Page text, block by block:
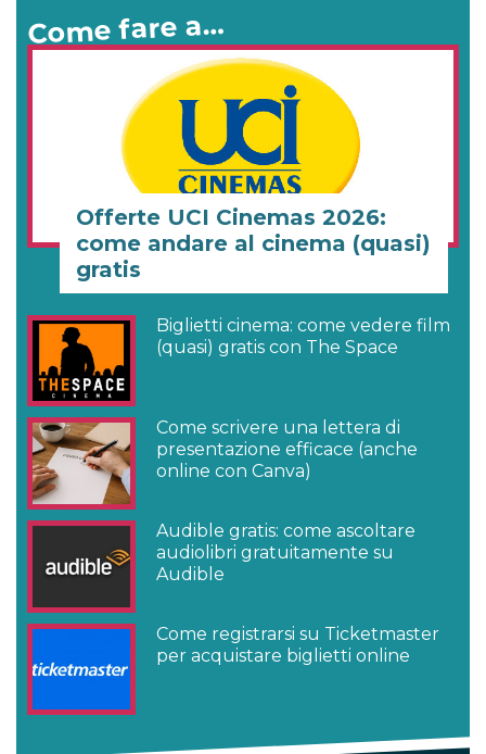
Come fare a…
Offerte UCI Cinemas 2026:
come andare al cinema (quasi)
gratis
Biglietti cinema: come vedere film
(quasi) gratis con The Space
Come scrivere una lettera di
presentazione efficace (anche
online con Canva)
Audible gratis: come ascoltare
audiolibri gratuitamente su
Audible
Come registrarsi su Ticketmaster
per acquistare biglietti online